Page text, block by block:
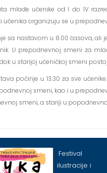
mlađe učenike od I do IV
učenika organizuju se u
sa nastavom u 8.00 časova, ali
U prepodnevnoj smeni za
u starijoj učeničkoj smeni
počinje u 13.30 za sve
smeni, kao i u
smeni, a stariji u
Festival
ilustracije i